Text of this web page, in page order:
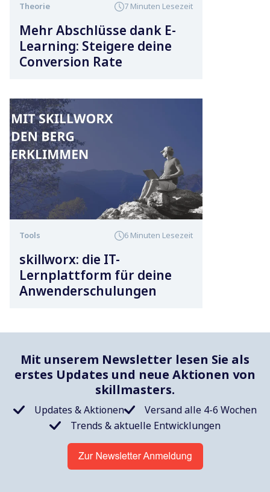
Theorie 7 Minuten Lesezeit
Mehr Abschlüsse dank E-
Learning: Steigere deine
Conversion Rate
Tools 6 Minuten Lesezeit
skillworx: die IT-
Lernplattform für deine
Anwenderschulungen
Mit unserem Newsletter lesen Sie als
erstes Updates und neue Aktionen von
skillmasters.
Updates & Aktionen
Versand alle 4-6 Wochen
Trends & aktuelle Entwicklungen